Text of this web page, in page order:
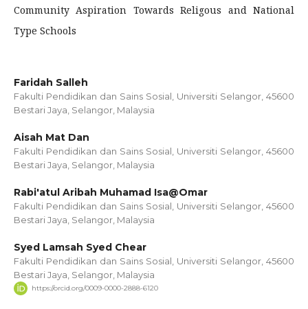
Community Aspiration Towards Religous and National
Type Schools
Faridah Salleh
Fakulti Pendidikan dan Sains Sosial, Universiti Selangor, 45600
Bestari Jaya, Selangor, Malaysia
Aisah Mat Dan
Fakulti Pendidikan dan Sains Sosial, Universiti Selangor, 45600
Bestari Jaya, Selangor, Malaysia
Rabi'atul Aribah Muhamad Isa@Omar
Fakulti Pendidikan dan Sains Sosial, Universiti Selangor, 45600
Bestari Jaya, Selangor, Malaysia
Syed Lamsah Syed Chear
Fakulti Pendidikan dan Sains Sosial, Universiti Selangor, 45600
Bestari Jaya, Selangor, Malaysia
https://orcid.org/0009-0000-2888-6120